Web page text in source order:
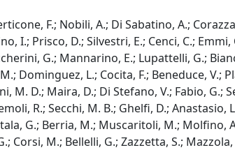
F.; Nobili, A.; Di Sabatino, A.;
I.; Prisco, D.; Silvestri, E.; Cenci, C.;
G.; Mannarino, E.; Lupattelli, G.;
Dominguez, L.; Cocita, F.; Beneduce, V.;
M. D.; Maira, D.; Di Stefano, V.; Fabio, G.;
R.; Secchi, M. B.; Ghelfi, D.; Anastasio,
G.; Berria, M.; Muscaritoli, M.; Molfino,
Corsi, M.; Bellelli, G.; Zazzetta, S.; Mazzola,